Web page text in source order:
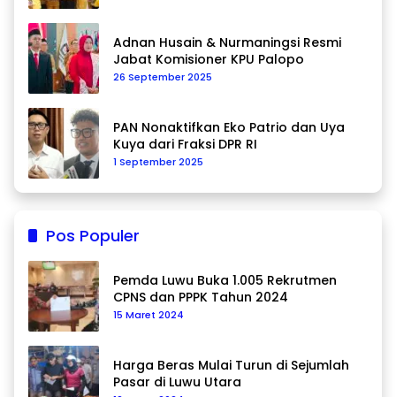
Adnan Husain & Nurmaningsi Resmi
Jabat Komisioner KPU Palopo
26 September 2025
PAN Nonaktifkan Eko Patrio dan Uya
Kuya dari Fraksi DPR RI
1 September 2025
Pos Populer
Pemda Luwu Buka 1.005 Rekrutmen
CPNS dan PPPK Tahun 2024
15 Maret 2024
Harga Beras Mulai Turun di Sejumlah
Pasar di Luwu Utara